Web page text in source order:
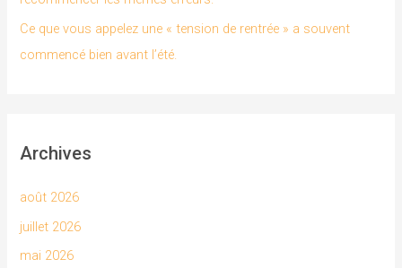
Ce que vous appelez une « tension de rentrée » a souvent
commencé bien avant l’été.
Archives
août 2026
juillet 2026
mai 2026